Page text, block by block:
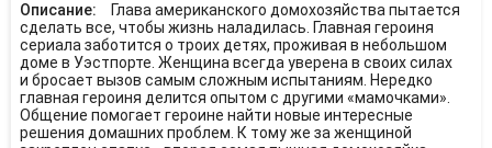
Описание:
Глава американского домохозяйства пытается
сделать все, чтобы жизнь наладилась. Главная героиня
сериала заботится о троих детях, проживая в небольшом
доме в Уэстпорте. Женщина всегда уверена в своих силах
и бросает вызов самым сложным испытаниям. Нередко
главная героиня делится опытом с другими «мамочками».
Общение помогает героине найти новые интересные
решения домашних проблем. К тому же за женщиной